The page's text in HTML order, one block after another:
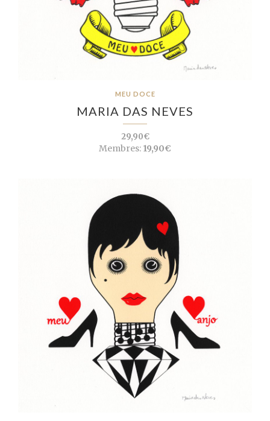
MEU DOCE
MARIA DAS NEVES
29,90€
Membres: 19,90€